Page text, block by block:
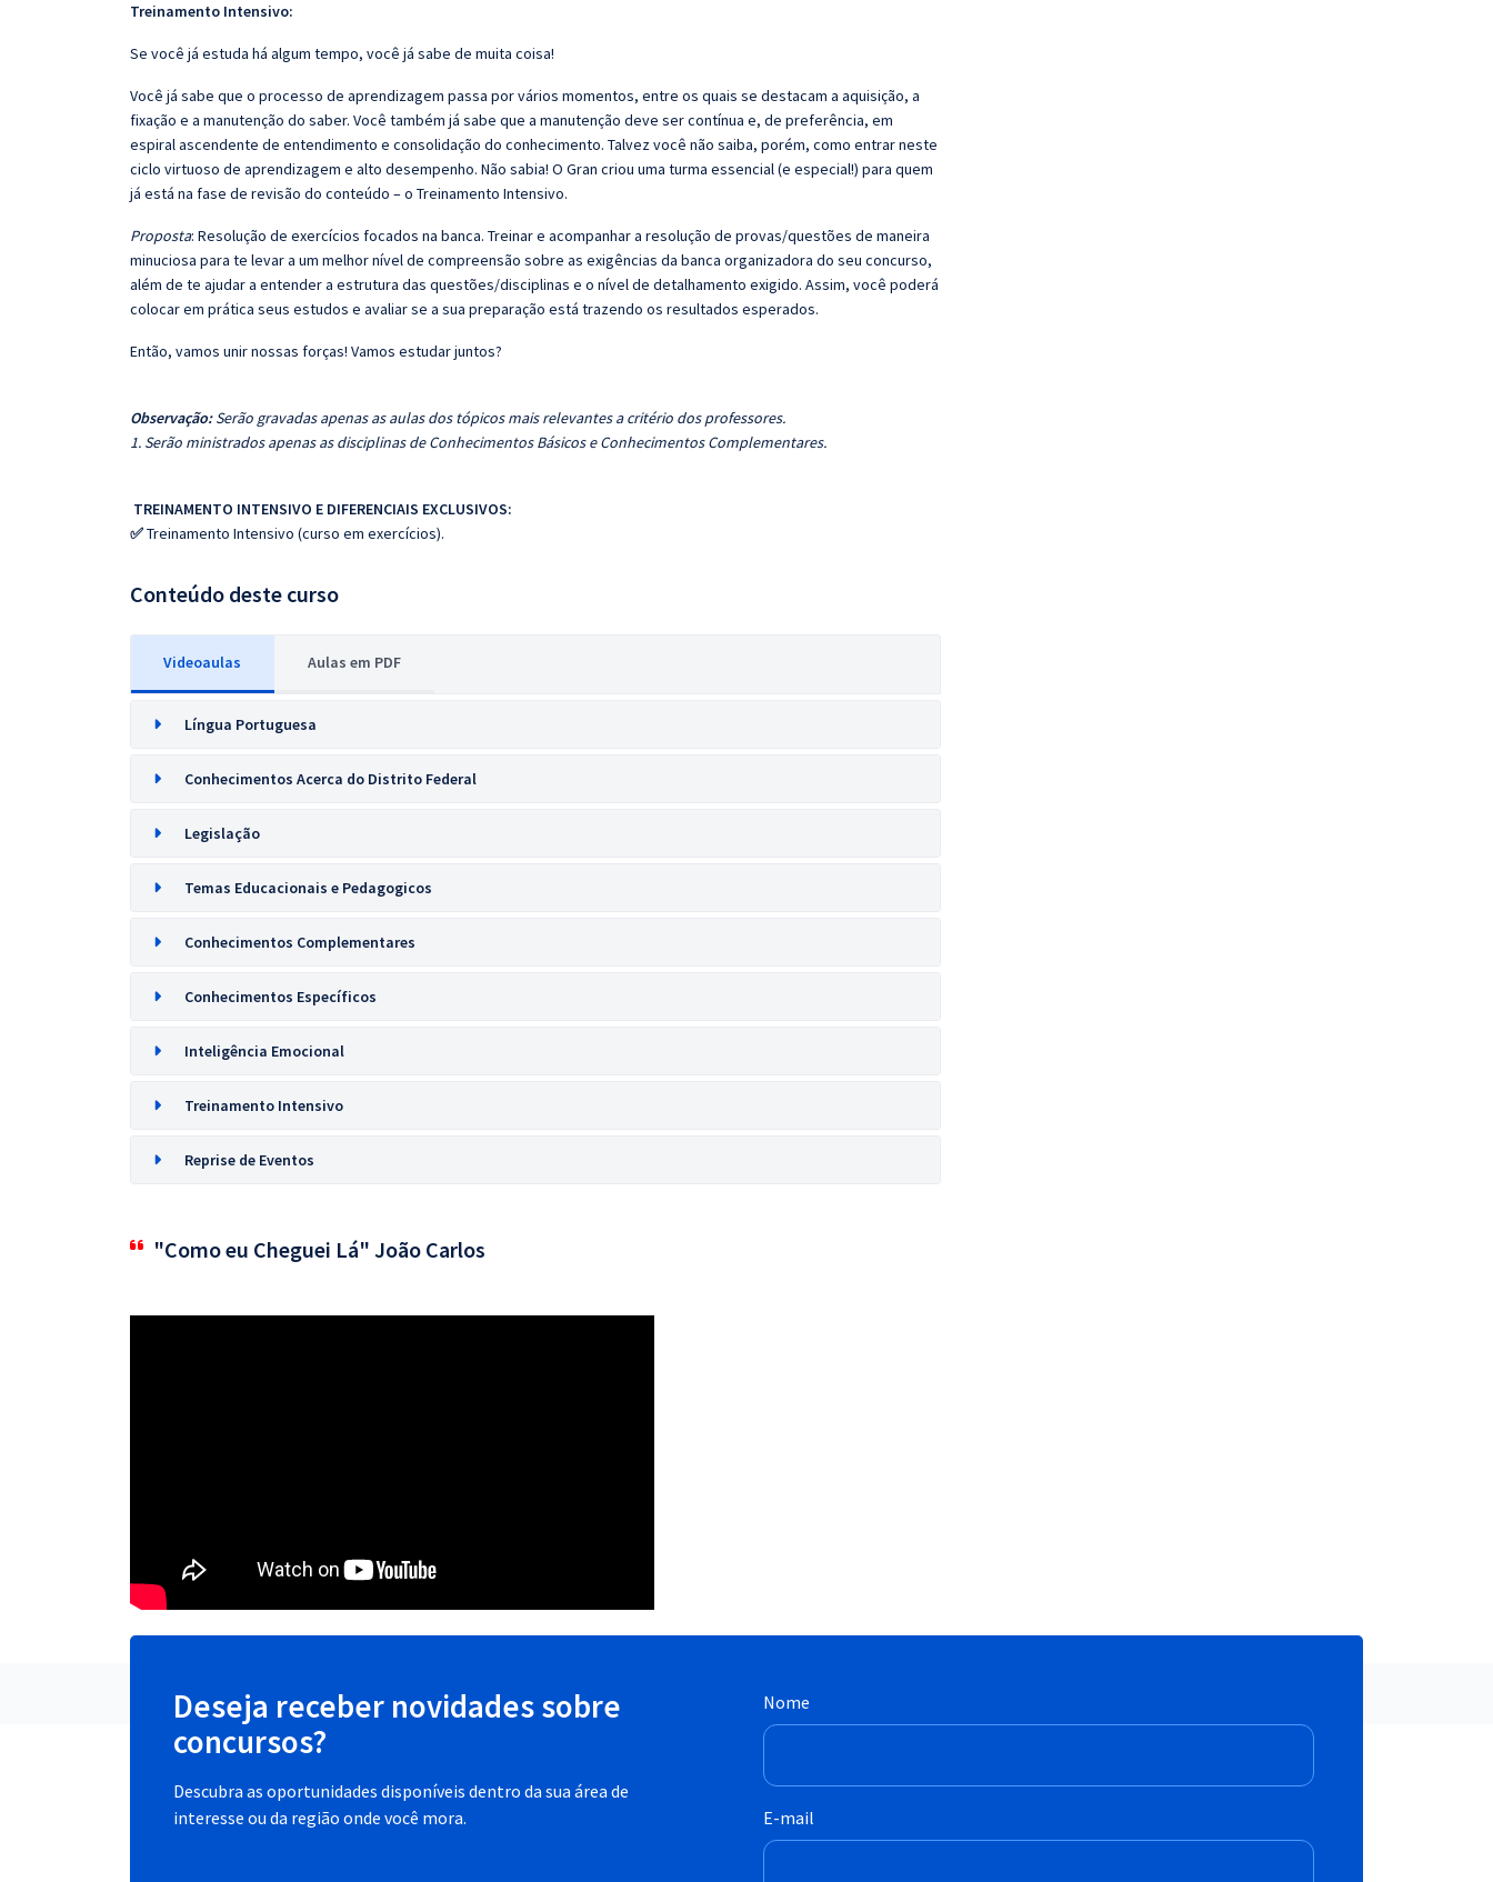
Treinamento Intensivo:
Se você já estuda há algum tempo, você já sabe de muita coisa!
Você já sabe que o processo de aprendizagem passa por vários momentos, entre os quais se destacam a aquisição, a
fixação e a manutenção do saber. Você também já sabe que a manutenção deve ser contínua e, de preferência, em
espiral ascendente de entendimento e consolidação do conhecimento. Talvez você não saiba, porém, como entrar neste
ciclo virtuoso de aprendizagem e alto desempenho. Não sabia! O Gran criou uma turma essencial (e especial!) para quem
já está na fase de revisão do conteúdo – o Treinamento Intensivo.
Proposta: Resolução de exercícios focados na banca. Treinar e acompanhar a resolução de provas/questões de maneira
minuciosa para te levar a um melhor nível de compreensão sobre as exigências da banca organizadora do seu concurso,
além de te ajudar a entender a estrutura das questões/disciplinas e o nível de detalhamento exigido. Assim, você poderá
colocar em prática seus estudos e avaliar se a sua preparação está trazendo os resultados esperados.
Então, vamos unir nossas forças! Vamos estudar juntos?
Observação:Serão gravadas apenas as aulas dos tópicos mais relevantes a critério dos professores.
1. Serão ministrados apenas as disciplinas de Conhecimentos Básicos e Conhecimentos Complementares.
TREINAMENTO INTENSIVO E DIFERENCIAIS EXCLUSIVOS:
✅Treinamento Intensivo (curso em exercícios).
Conteúdo deste curso
Videoaulas Aulas em PDF
Língua Portuguesa
Conhecimentos Acerca do Distrito Federal
Legislação
Temas Educacionais e Pedagogicos
Conhecimentos Complementares
Conhecimentos Específicos
Inteligência Emocional
Treinamento Intensivo
Reprise de Eventos
"Como eu Cheguei Lá" João Carlos
Deseja receber novidades sobre
concursos?
Descubra as oportunidades disponíveis dentro da sua área de
interesse ou da região onde você mora.
Nome
E-mail